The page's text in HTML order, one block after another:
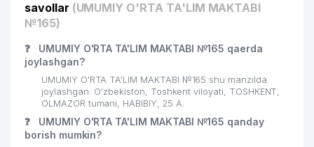
savollar (UMUMIY O'RTA TA'LIM MAKTABI
№165)
❓
UMUMIY O'RTA TA'LIM MAKTABI №165 qaerda
joylashgan?
UMUMIY O'RTA TA'LIM MAKTABI №165 shu manzilda
joylashgan: O'zbekiston, Toshkent viloyati, TOSHKENT,
OLMAZOR tumani, HABIBIY, 25 A.
❓
UMUMIY O'RTA TA'LIM MAKTABI №165 qanday
borish mumkin?